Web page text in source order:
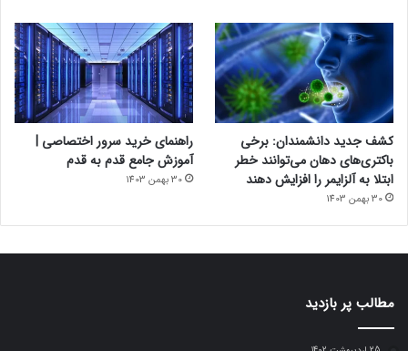
کشف جدید دانشمندان: برخی
باکتری‌های دهان می‌توانند خطر
ابتلا به آلزایمر را افزایش دهند
30 بهمن 1403
راهنمای خرید سرور اختصاصی |
آموزش جامع قدم به قدم
30 بهمن 1403
مطالب پر بازدید